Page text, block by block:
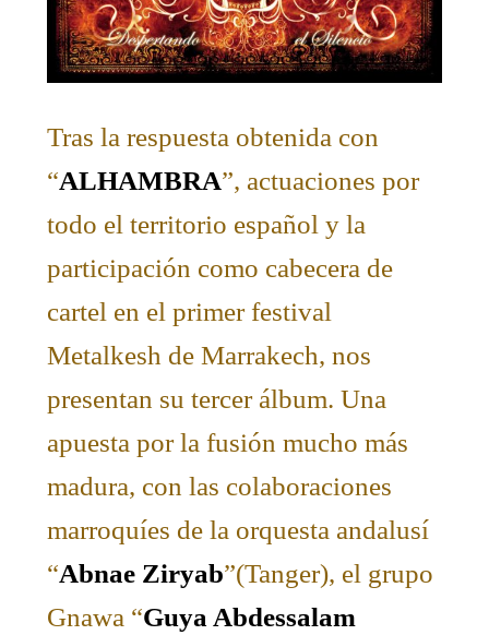
Tras la respuesta obtenida con
“ALHAMBRA”, actuaciones por
todo el territorio español y la
participación como cabecera de
cartel en el primer festival
Metalkesh de Marrakech, nos
presentan su tercer álbum. Una
apuesta por la fusión mucho más
madura, con las colaboraciones
marroquíes de la orquesta andalusí
“Abnae Ziryab”(Tanger), el grupo
Gnawa “Guya Abdessalam